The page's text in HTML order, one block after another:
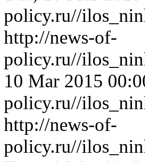
policy.ru//
http://news-of-
policy.ru//
10 Mar 2015
policy.ru//
http://news-of-
policy.ru//